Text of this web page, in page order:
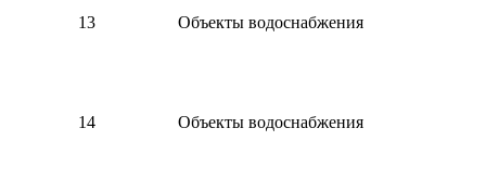
13 Объекты водоснабжения
14 Объекты водоснабжения